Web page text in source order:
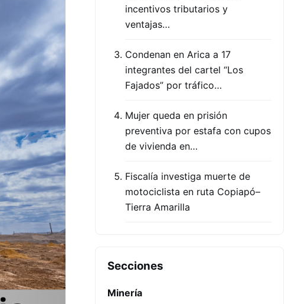
incentivos tributarios y
ventajas…
Condenan en Arica a 17
integrantes del cartel “Los
Fajados” por tráfico…
Mujer queda en prisión
preventiva por estafa con cupos
de vivienda en…
Fiscalía investiga muerte de
motociclista en ruta Copiapó–
Tierra Amarilla
Secciones
Minería